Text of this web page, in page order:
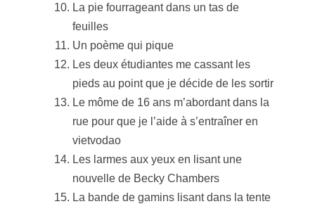
La pie fourrageant dans un tas de
feuilles
Un poème qui pique
Les deux étudiantes me cassant les
pieds au point que je décide de les sortir
Le môme de 16 ans m’abordant dans la
rue pour que je l’aide à s’entraîner en
vietvodao
Les larmes aux yeux en lisant une
nouvelle de Becky Chambers
La bande de gamins lisant dans la tente